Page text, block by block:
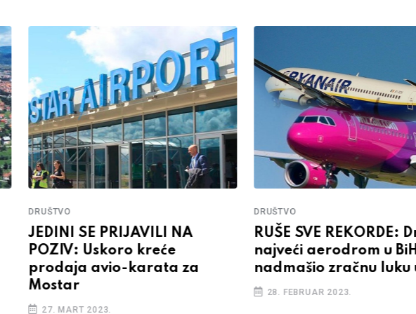
DRUŠTVO
JEDINI SE PRIJAVILI NA
POZIV: Uskoro kreće
prodaja avio-karata za
Mostar
27. MART 2023.
DRUŠTVO
RUŠE SVE REKORDE:
najveći aerodrom u
nadmašio zračnu luku
28. FEBRUAR 2023.